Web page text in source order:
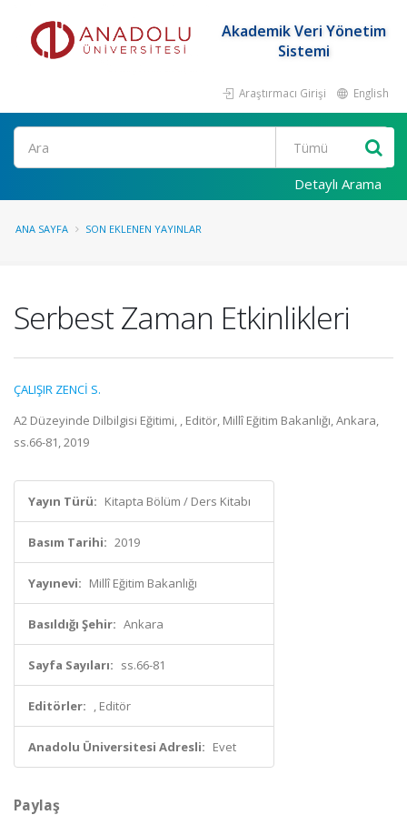
Akademik Veri Yönetim
Sistemi
Araştırmacı Girişi English
Ara
Detaylı Arama
ANA SAYFA SON EKLENEN YAYINLAR
Serbest Zaman Etkinlikleri
ÇALIŞIR ZENCİ S.
A2 Düzeyinde Dilbilgisi Eğitimi, , Editör, Millî Eğitim Bakanlığı, Ankara,
ss.66-81, 2019
Yayın Türü: Kitapta Bölüm / Ders Kitabı
Basım Tarihi: 2019
Yayınevi: Millî Eğitim Bakanlığı
Basıldığı Şehir: Ankara
Sayfa Sayıları: ss.66-81
Editörler: , Editör
Anadolu Üniversitesi Adresli: Evet
Paylaş